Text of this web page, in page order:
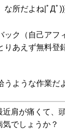
な所だよね|ﾟДﾟ
ック（自己アフ
りあえず無料登
うような作業だ
近肩が痛くて、
でしょうか？